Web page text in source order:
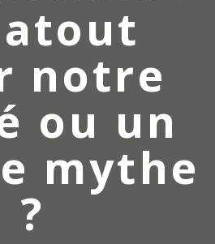
notre
ou un
mythe
?